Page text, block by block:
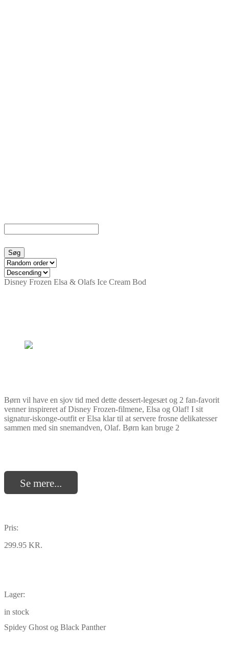
Disney Frozen Elsa & Olafs Ice Cream Bod
Børn vil have en sjov tid med dette dessert-legesæt og 2 fan-favorit
venner inspireret af Disney Frozen-filmene, Elsa og Olaf! I sit
signatur-iskonge-outfit er Elsa klar til at servere frosne delikatesser
sammen med sin snemandven, Olaf. Børn kan bruge 2
Se mere...
Pris:
299.95 KR.
Lager:
in stock
Spidey Ghost og Black Panther